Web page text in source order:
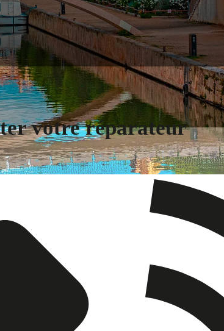
votre réparateur